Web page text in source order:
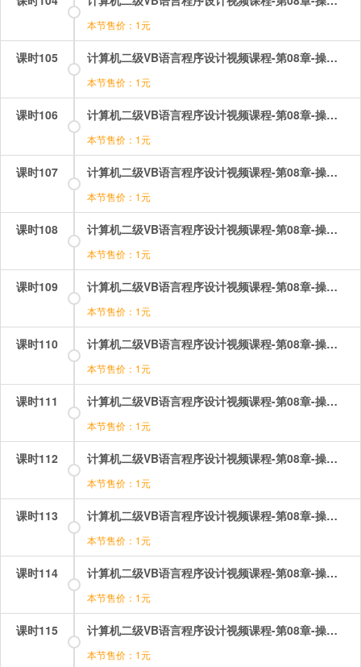
本节售价：1元
课时105 计算机二级VB语言程序设计视频课程-第08章-操作：控件数组及其基本操作.mp4
本节售价：1元
课时106 计算机二级VB语言程序设计视频课程-第08章-操作：控件数组的综合应用题.mp4
本节售价：1元
课时107 计算机二级VB语言程序设计视频课程-第08章-操作：数组的初始化三个函数.mp4
本节售价：1元
课时108 计算机二级VB语言程序设计视频课程-第08章-操作：数组的初始化排序.mp4
本节售价：1元
课时109 计算机二级VB语言程序设计视频课程-第08章-操作：数组的初始化数组的交换与合并.mp4
本节售价：1元
课时110 计算机二级VB语言程序设计视频课程-第08章-操作：数组的定义.mp4
本节售价：1元
课时111 计算机二级VB语言程序设计视频课程-第08章-操作：数组的清除和重新定义.mp4
本节售价：1元
课时112 计算机二级VB语言程序设计视频课程-第08章-操作：数组的综合应用1菲伯纳数列.mp4
本节售价：1元
课时113 计算机二级VB语言程序设计视频课程-第08章-操作：数组的综合应用2统计各分数段人数.mp4
本节售价：1元
课时114 计算机二级VB语言程序设计视频课程-第08章-操作：数组的综合应用3计算运费.mp4
本节售价：1元
课时115 计算机二级VB语言程序设计视频课程-第08章-操作：数组的综合应用4各行平均值的最大最小值.mp4
本节售价：1元